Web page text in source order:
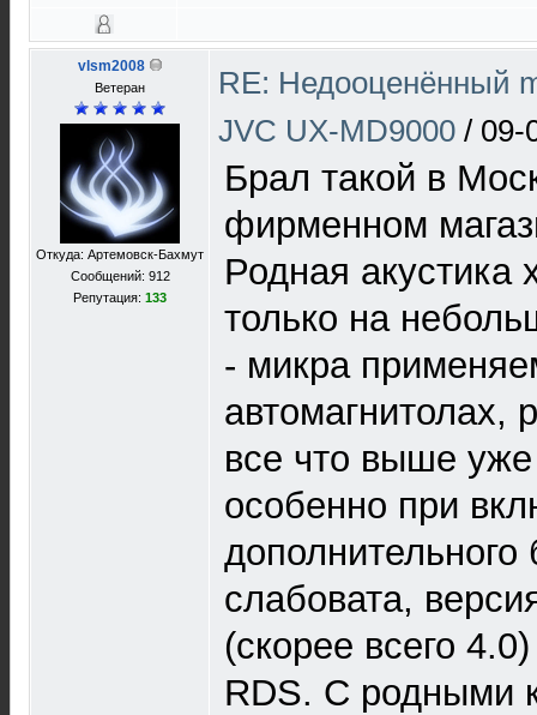
vlsm2008
Ветеран
Откуда: Артемовск-Бахмут
Сообщений: 912
Репутация: 133
RE: Недооценённый
JVC UX-MD9000 / 09-
Брал такой в
фирменном
Родная акустика
только на
- микра
автомагнитолах,
все что выше
особенно при
слабовата,
(скорее всего
RDS. С родными